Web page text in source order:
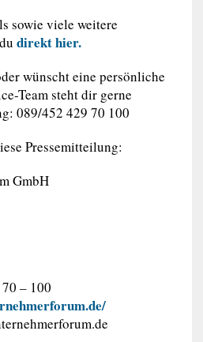
sowie viele weitere
direkt hier.
wünscht eine persönliche
Team steht dir gerne
089/452 429 70 100
Pressemitteilung:
GmbH
– 100